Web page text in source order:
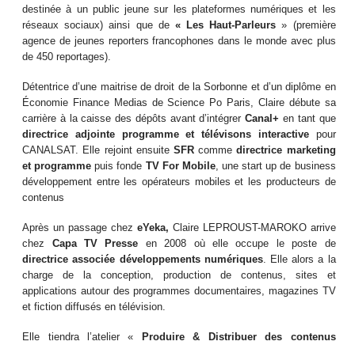
destinée à un public jeune sur les plateformes numériques et les
réseaux sociaux) ainsi que de« Les Haut-Parleurs » (première
agence de jeunes reporters francophones dans le monde avec plus
de 450 reportages).
Détentrice d’une maitrise de droit de la Sorbonne et d’un diplôme en
Économie Finance Medias de Science Po Paris, Claire débute sa
carrière à la caisse des dépôts avant d’intégrerCanal+ en tant que
directrice adjointe programme et télévisons
interactivepour
CANALSAT. Elle rejoint ensuite SFRcommedirectrice marketing
et programme puis fonde TV For Mobile, une start up de business
développement entre les opérateurs mobiles et les producteurs de
contenus
Après un passage chez eYeka, Claire LEPROUST-MAROKO arrive
chez Capa TV Presse en 2008 où elle occupe le poste de
directrice associée développements numériques. Elle alors a la
charge de la conception, production de contenus, sites et
applications autour des programmes documentaires, magazines TV
et fiction diffusés en télévision.
Elle tiendra l’atelier «
Produire & Distribuer des contenus